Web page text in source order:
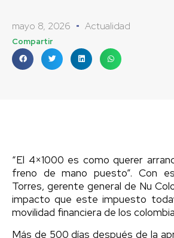
mayo 8, 2026 Actualidad
Compartir
“El 4×1000 es como querer
freno de mano puesto”. Con
Torres, gerente general de Nu
impacto que este impuesto
movilidad financiera de los
Más de 500 días después de la